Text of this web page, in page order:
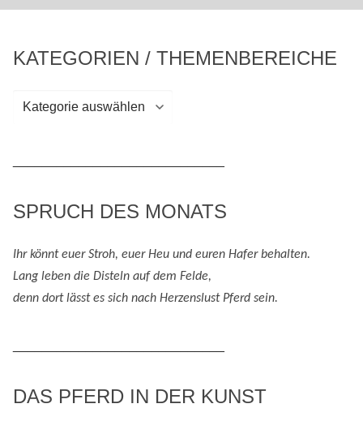
KATEGORIEN / THEMENBEREICHE
Kategorien
SPRUCH DES MONATS
Ihr könnt euer Stroh, euer Heu und euren Hafer behalten.
Lang leben die Disteln auf dem Felde,
denn dort lässt es sich nach Herzenslust Pferd sein.
DAS PFERD IN DER KUNST